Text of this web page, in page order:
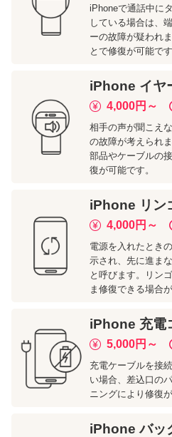
iPhoneで通話中に
している場合は、
ーの故障が疑われ
とで修復が可能です
iPhone イヤ
4,000円～
相手の声が聞こえ
の故障が考えられ
部品やケーブルの
復が可能です。
iPhone リン
4,000円～
電源を入れたとき
示され、先に進ま
と呼びます。リン
ま修復できる場合
iPhone 充電
5,000円～
充電ケーブルを接
い場合、差込口の
ニングにより修復
iPhone バッ